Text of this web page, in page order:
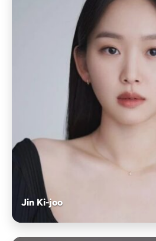
Jin Ki-joo